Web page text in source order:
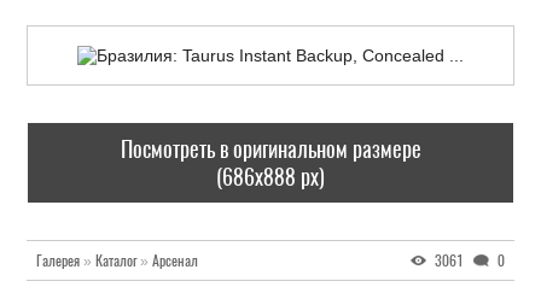
Посмотреть в оригинальном размере
(686x888 px)
Галерея » Каталог» Арсенал 3061 0